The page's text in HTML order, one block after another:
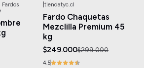
tiendatyc.cl
Fardo Chaquetas
Mezclilla Premium 45
kg
$249.000$299.000
4.5